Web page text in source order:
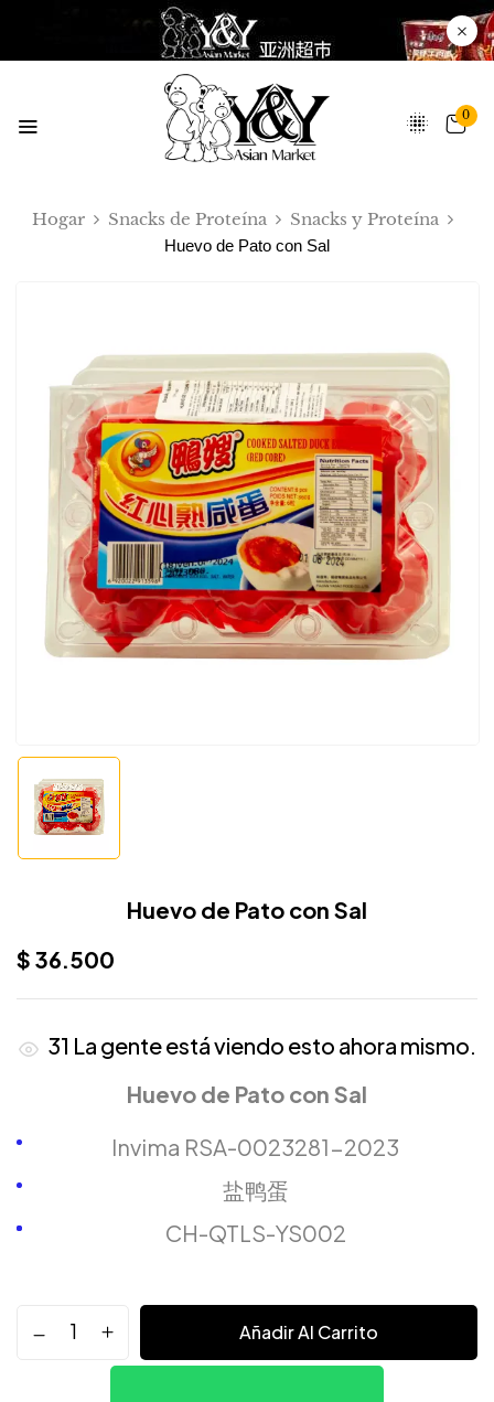
0
Hogar Snacks de Proteína Snacks y Proteína
Huevo de Pato con Sal
Huevo de Pato con Sal
$ 36.500
31 La gente está viendo esto ahora mismo.
Huevo de Pato con Sal
Invima RSA-0023281-2023
盐鸭蛋
CH-QTLS-YS002
Añadir Al Carrito